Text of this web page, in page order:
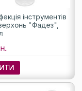
інструментів
"Фадез",